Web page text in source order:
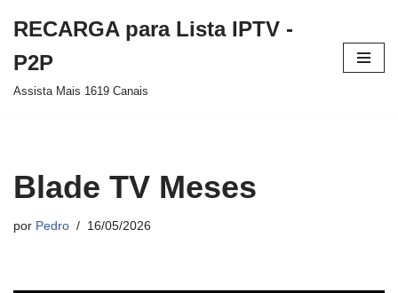
para
o
RECARGA para Lista IPTV -
P2P
Assista Mais 1619 Canais
Blade TV Meses
por Pedro 16/05/2026